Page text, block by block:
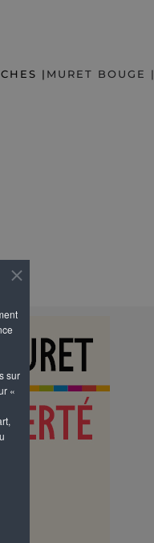
sur
«
| MURET BOUGE |